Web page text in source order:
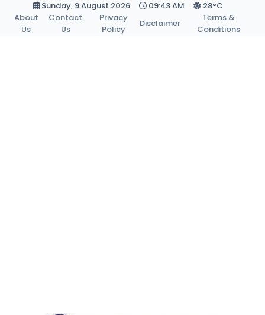
Sunday, 9 August 2026 09:43 AM
28°C
About
Us
Contact
Us
Privacy
Policy
Disclaimer
Terms &
Conditions